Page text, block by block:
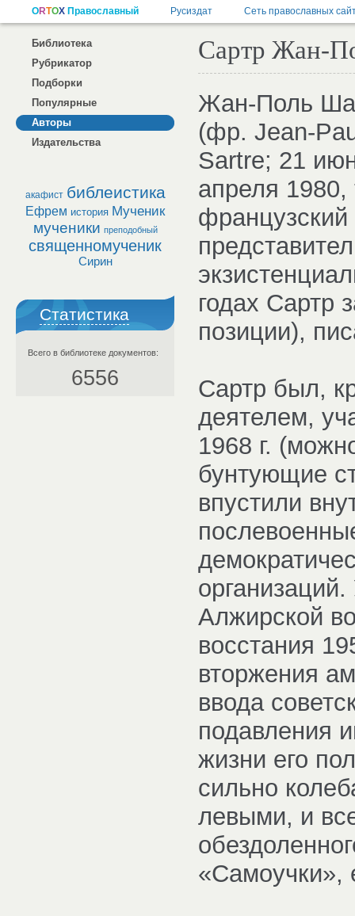
Библиотека
Рубрикатор
Подборки
Популярные
Авторы
Издательства
акафист библеистика
Ефрем история Мученик
мученики преподобный
священномученик
Сирин
Статистика
Всего в библиотеке документов:
6556
Сартр Жан-
Жан-Поль
(фр. Jean-
Sartre; 21
апреля
годах Сартр
позиции),
Сартр был,
деятелем,
1968 г.
бунтующие
впустили
Алжирской
восстания
вторжения
ввода
подавления
жизни его
сильно
левыми, и
«Самоучки»,